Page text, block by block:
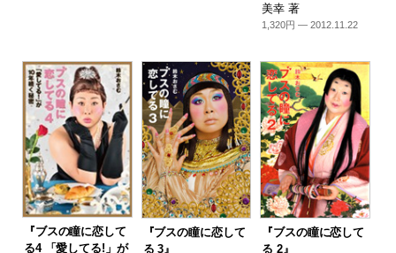
美幸 著
1,320円 — 2012.11.22
『ブスの瞳に恋して
る4 「愛してる!」が
『ブスの瞳に恋して
る 3』
『ブスの瞳に恋して
る 2』